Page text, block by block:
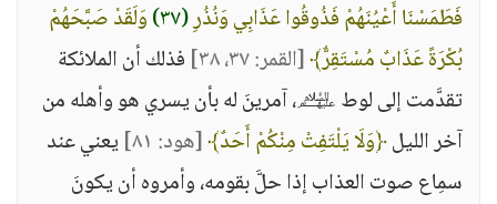
فَطَمَسْنَا أَعْيُنَهُمْ فَذُوقُوا عَذَابِي وَنُذُرِ(٣٧)
وَلَقَدْ صَبَّحَهُمْ
بُكْرَةً عَذَابٌ مُسْتَقِرٌّ﴾[القمر: ٣٧، ٣٨]
فذلك أن الملائكة
تقدَّمت إلى لوط ﵈، آمرينَ له بأن يسري هو وأهله من
آخر الليل﴿وَلَا يَلْتَفِتْ مِنْكُمْ أَحَدٌ﴾[هود: ٨١]
يعني عند
سمِاع صوت العذاب إذا حلَّ بقومه، وأمروه أن يكونَ